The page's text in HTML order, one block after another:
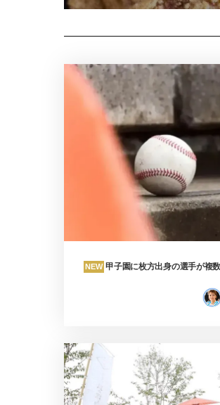
NEW 甲子園に枚方出身の選手が複